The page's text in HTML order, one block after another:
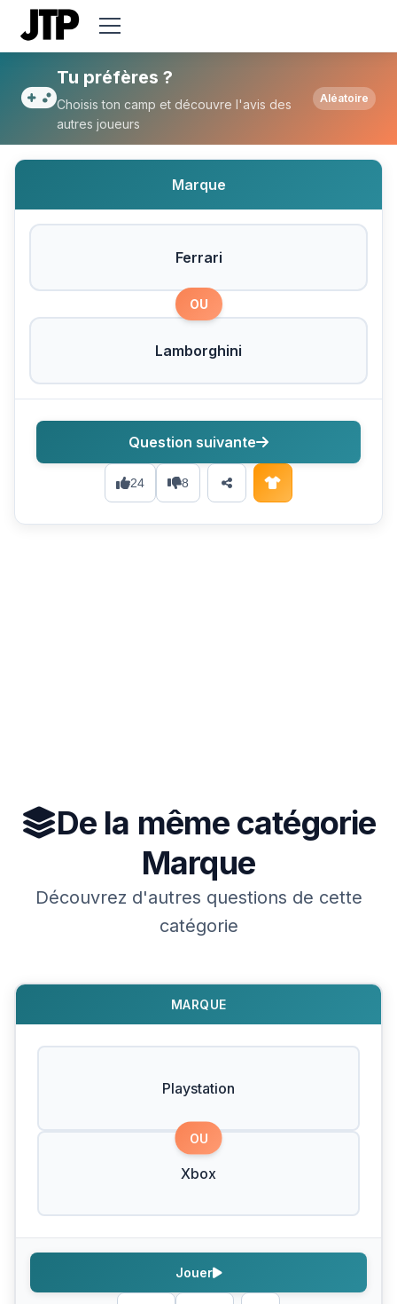
Tu préfères Ferrari ou Lamborghini ?
Tu préfères ?
Choisis ton camp et découvre l'avis des
autres joueurs
Aléatoire
Marque
Ferrari
OU
Lamborghini
24 8
Question suivante
De la même catégorie
Marque
Découvrez d'autres questions de cette
catégorie
MARQUE
Playstation
OU
Xbox
Jouer